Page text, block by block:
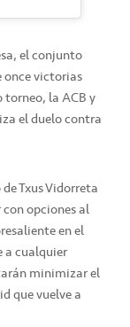
el conjunto
once victorias
la ACB y
el duelo contra
Txus Vidorreta
opciones al
en el
cualquier
minimizar el
que vuelve a